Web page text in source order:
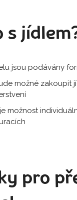
s
jsou podávány
možné zakoupit
možnost
pro